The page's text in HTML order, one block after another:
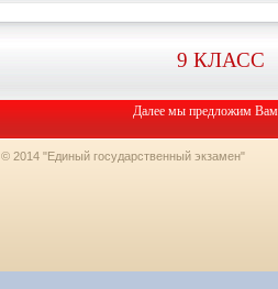
9 КЛАСС
Далее мы предложим Вам
© 2014 "Единый государственный экзамен"